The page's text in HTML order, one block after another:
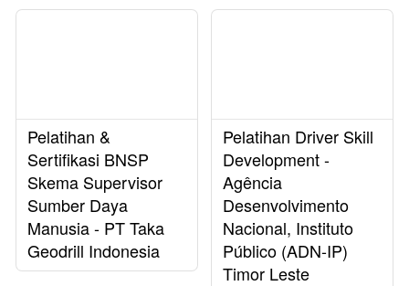
Pelatihan &
Sertifikasi BNSP
Skema Supervisor
Sumber Daya
Manusia - PT Taka
Geodrill Indonesia
Pelatihan Driver Skill
Development -
Agência
Desenvolvimento
Nacional, Instituto
Público (ADN-IP)
Timor Leste